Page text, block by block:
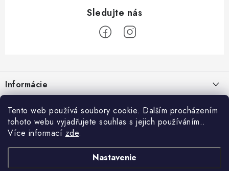
Tento web používá soubory cookie. Dalším procházením
tohoto webu vyjadřujete souhlas s jejich používáním..
Více informací zde.
Nastavenie
p
ä
Informácie
Doprava a platba
Veľkoobchod
O Botanicu
Blog
Projekt Botanic pomáha
Blog Botanic – sprievodca svetom bylín, vitamínov a
doplnkov stravy
Ako užívať jablčný ocot: tekutý, kapsuly alebo gumové cukríky?